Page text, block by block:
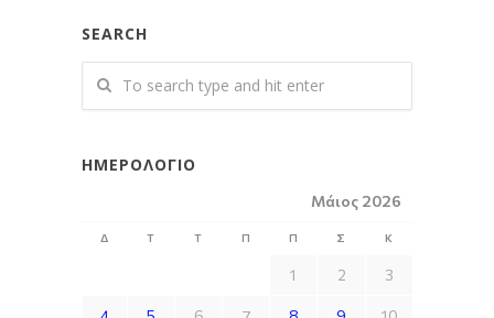
SEARCH
ΗΜΕΡΟΛΌΓΙΟ
Μάιος 2026
Δ Τ Τ Π Π Σ Κ
1 2 3